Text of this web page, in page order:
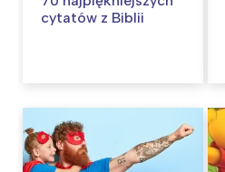
cytatów z Biblii